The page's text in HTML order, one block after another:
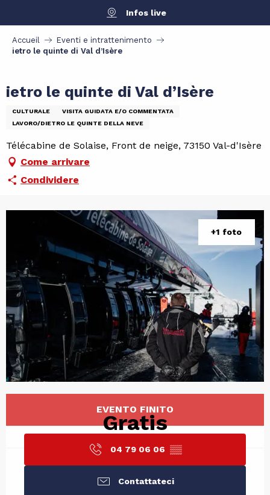
contenu
principal
Infos live
Accueil
Eventi e intrattenimento
ietro le quinte di Val d’Isère
ietro le quinte di Val d’Isère
CULTURALE
VISITA GUIDATA E/O COMMENTATA
LAVORO/DIETRO LE QUINTE DELLA NEVE
Télécabine de Solaise, Front de neige, 73150 Val-d'Isère
Come arrivare
Condividere
+1 foto
Orari e contatti
EVENTO FINITO
Gratis
04 79 06 06 ▒▒
Contattateci